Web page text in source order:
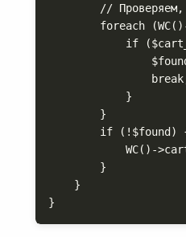
//
foreach
if
            }
        }
if (!$found)
WC()-
        }
    }
}